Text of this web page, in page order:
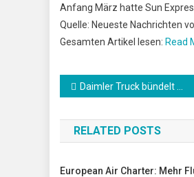
Anfang März hatte Sun
Quelle: Neueste Nachrichten
Gesamten Artikel lesen: Read
Beitrags-
Navigation
Daimler Truck bündelt Aktivitäten in neuer Einheit
RELATED POSTS
European Air Charter: Mehr